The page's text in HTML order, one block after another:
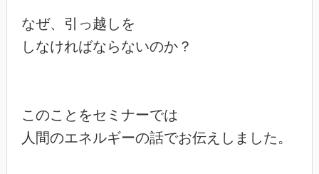
なぜ、引っ越しを
しなければならないのか？
このことをセミナーでは
人間のエネルギーの話でお伝えしました。